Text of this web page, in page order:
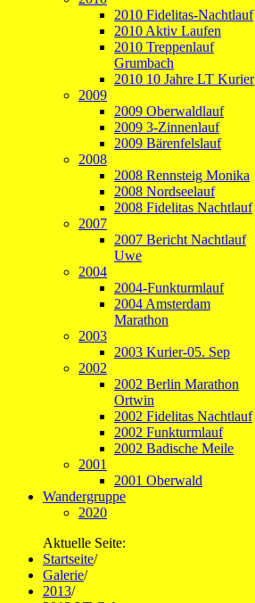
2010 Fidelitas-Nachtlauf
2010 Aktiv Laufen
2010 Treppenlauf
Grumbach
2010 10 Jahre LT Kurier
2009
2009 Oberwaldlauf
2009 3-Zinnenlauf
2009 Bärenfelslauf
2008
2008 Rennsteig Monika
2008 Nordseelauf
2008 Fidelitas Nachtlauf
2007
2007 Bericht Nachtlauf
Uwe
2004
2004-Funkturmlauf
2004 Amsterdam
Marathon
2003
2003 Kurier-05. Sep
2002
2002 Berlin Marathon
Ortwin
2002 Fidelitas Nachtlauf
2002 Funkturmlauf
2002 Badische Meile
2001
2001 Oberwald
Wandergruppe
2020
Aktuelle Seite:
Startseite/
Galerie/
2013/